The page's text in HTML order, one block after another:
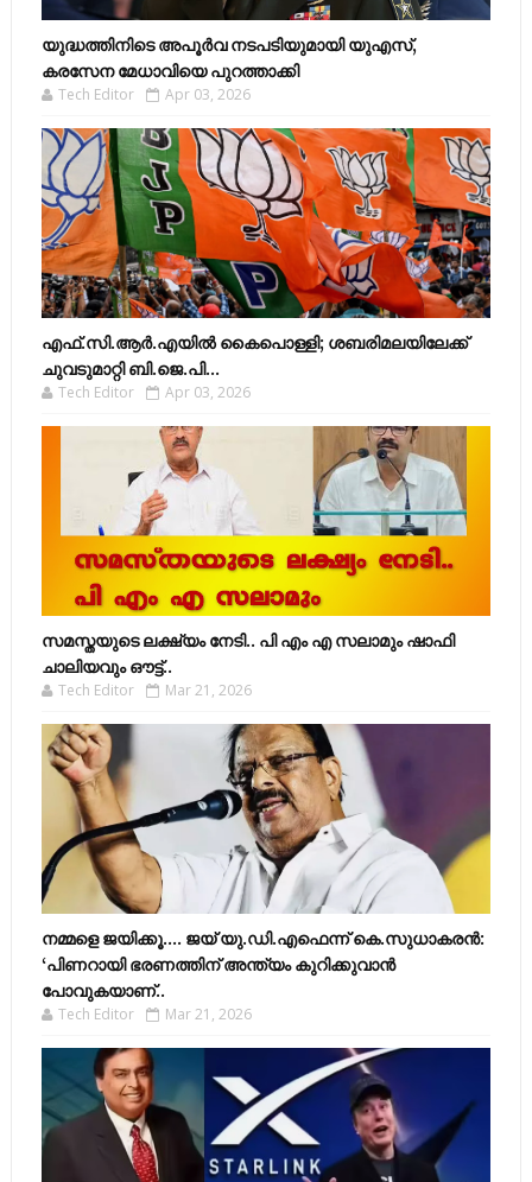
യുദ്ധത്തിനിടെ അപൂർവ നടപടിയുമായി യുഎസ്,
കരസേന മേധാവിയെ പുറത്താക്കി
Tech Editor Apr 03, 2026
എഫ്​.സി.ആർ.എയിൽ കൈപൊള്ളി; ശബരിമലയിലേക്ക്​
ചുവടുമാറ്റി ബി.ജെ.പി...
Tech Editor Apr 03, 2026
സമസ്തയുടെ ലക്ഷ്യം നേടി.. പി എം എ സലാമും ഷാഫി
ചാലിയവും ഔട്ട്..
Tech Editor Mar 21, 2026
നമ്മളെ ജയിക്കൂ.... ജയ് യു.ഡി.എഫെന്ന് കെ.സുധാകരൻ:
‘പിണറായി ഭരണത്തിന് അന്ത്യം കുറിക്കുവാൻ
പോവുകയാണ്..
Tech Editor Mar 21, 2026